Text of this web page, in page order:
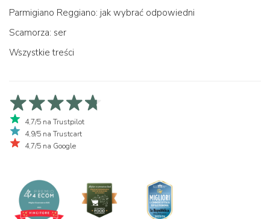
Parmigiano Reggiano: jak wybrać odpowiedni
Scamorza: ser
Wszystkie treści
4,7/5 na Trustpilot
4,9/5 na Trustcart
4,7/5 na Google